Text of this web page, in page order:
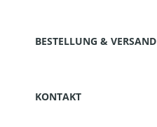
BESTELLUNG & VERSAND
KONTAKT